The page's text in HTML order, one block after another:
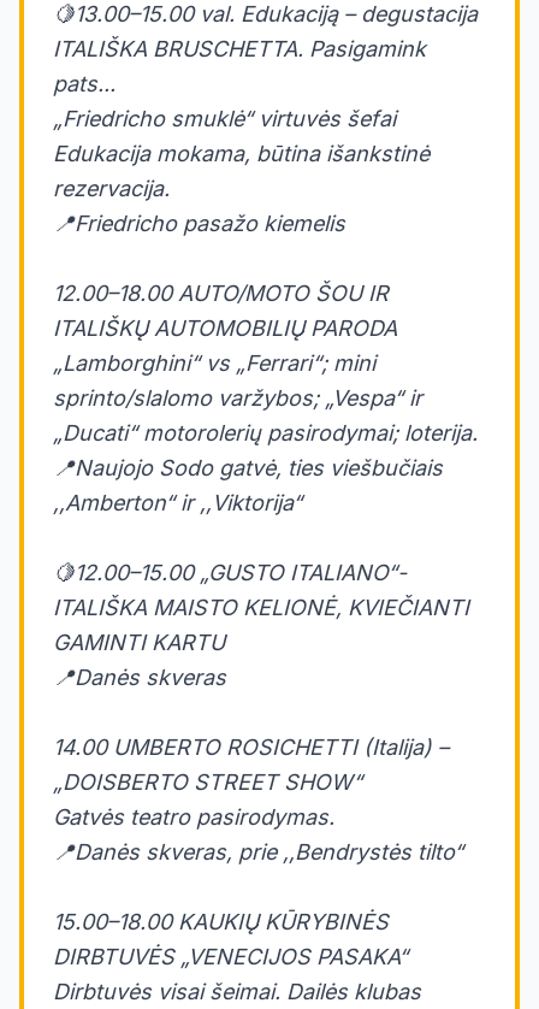
🍋13.00–15.00 val. Edukaciją – degustacija
ITALIŠKA BRUSCHETTA. Pasigamink
pats...
„Friedricho smuklė“ virtuvės šefai
Edukacija mokama, būtina išankstinė
rezervacija.
📍Friedricho pasažo kiemelis
12.00–18.00 AUTO/MOTO ŠOU IR
ITALIŠKŲ AUTOMOBILIŲ PARODA
„Lamborghini“ vs „Ferrari“; mini
sprinto/slalomo varžybos; „Vespa“ ir
„Ducati“ motorolerių pasirodymai; loterija.
📍Naujojo Sodo gatvė, ties viešbučiais
,,Amberton“ ir ,,Viktorija“
🍋12.00–15.00 „GUSTO ITALIANO“-
ITALIŠKA MAISTO KELIONĖ, KVIEČIANTI
GAMINTI KARTU
📍Danės skveras
14.00 UMBERTO ROSICHETTI (Italija) –
„DOISBERTO STREET SHOW“
Gatvės teatro pasirodymas.
📍Danės skveras, prie ,,Bendrystės tilto“
15.00–18.00 KAUKIŲ KŪRYBINĖS
DIRBTUVĖS „VENECIJOS PASAKA“
Dirbtuvės visai šeimai. Dailės klubas